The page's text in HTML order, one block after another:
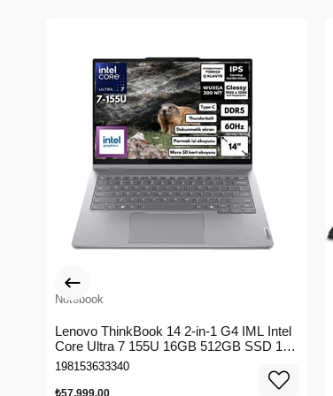
Notebook
Lenovo ThinkBook 14 2-in-1 G4 IML Intel
Core Ultra 7 155U 16GB 512GB SSD 14"
WUXGA IPS Panel Freedos Dokunmatik
198153633340